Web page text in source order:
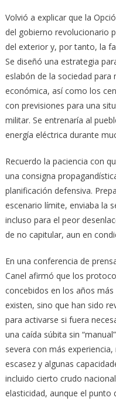
Volvió a explicar que la
del gobierno revolucionario
del exterior y, por tanto, la
Se diseñó una estrategia
eslabón de la sociedad
económica, así como los
con previsiones para una
militar. Se entrenaría al
energía eléctrica durante
Recuerdo la paciencia con
una consigna
planificación defensiva.
escenario límite, enviaba la
incluso para el peor
de no capitular, aun en
En una conferencia de
Canel afirmó que los
concebidos en los años
existen, sino que han sido
para activarse si fuera
una caída súbita sin
severa con más
escasez y algunas
incluido cierto crudo
elasticidad, aunque el punto